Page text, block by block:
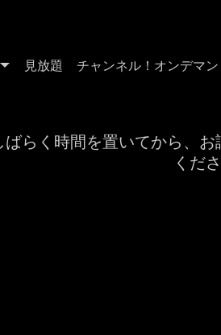
見放題 チャンネル！オンデマン
らく時間を置いてから、
くだ